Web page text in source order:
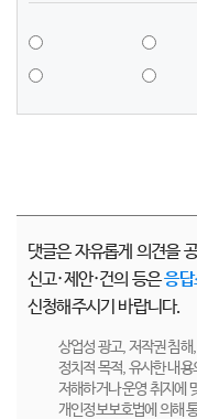
댓글은 자유롭게 의견을
신고·제안·건의 등은응
신청해주시기 바랍니다.
상업성 광고, 저작권 침
정치적 목적, 유사한 내
저해하거나 운영 취지에
개인정보보호법에 의해